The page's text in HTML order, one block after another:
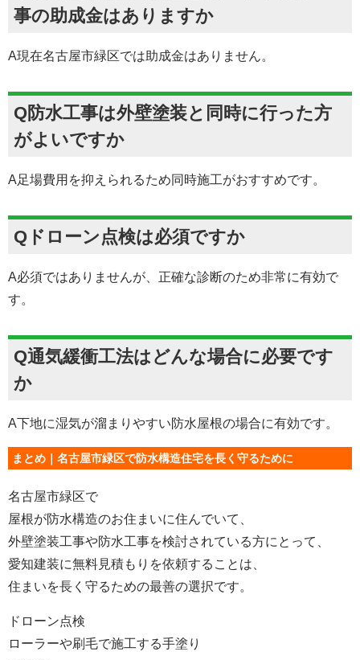
事の助成金はありますか
A現在名古屋市緑区では助成金はありません。
Q防水工事は外壁塗装と同時に行った方
がよいですか
A足場費用を抑えられるため同時施工がおすすめです。
Qドローン点検は必須ですか
A必須ではありませんが、正確な診断のため非常に有効で
す。
Q通気緩衝工法はどんな場合に必要です
か
A下地に湿気が溜まりやすい防水屋根の場合に有効です。
まとめ｜名古屋市緑区で防水構造住宅を長く守るために
名古屋市緑区で
屋根が防水構造のお住まいに住んでいて、
外壁塗装工事や防水工事を検討されている方にとって、
愛知建装に無料見積もりを依頼することは、
住まいを長く守るための最善の選択です。
ドローン点検
ローラーや刷毛で施工する手塗り